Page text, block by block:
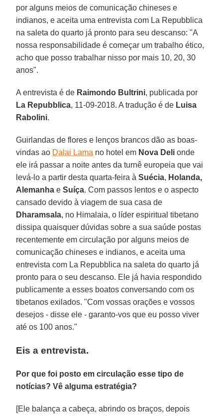
por alguns meios de comunicação chineses e
indianos, e aceita uma entrevista com La Repubblica
na saleta do quarto já pronto para seu descanso: "A
nossa responsabilidade é começar um trabalho ético,
acho que posso trabalhar nisso por mais 10, 20, 30
anos".
A entrevista é de Raimondo Bultrini, publicada por
La Repubblica, 11-09-2018. A tradução é de Luisa
Rabolini.
Guirlandas de flores e lenços brancos dão as boas-
vindas ao Dalai Lama no hotel em Nova Deli onde
ele irá passar a noite antes da turnê europeia que vai
levá-lo a partir desta quarta-feira àSuécia, Holanda,
Alemanha eSuíça. Com passos lentos e o aspecto
cansado devido à viagem de sua casa de
Dharamsala, no Himalaia, o líder espiritual tibetano
dissipa quaisquer dúvidas sobre a sua saúde postas
recentemente em circulação por alguns meios de
comunicação chineses e indianos, e aceita uma
entrevista com La Repubblica na saleta do quarto já
pronto para o seu descanso. Ele já havia respondido
publicamente a esses boatos conversando com os
tibetanos exilados. "Com vossas orações e vossos
desejos - disse ele - garanto-vos que eu posso viver
até os 100 anos."
Eis a entrevista.
Por que foi posto em circulação esse tipo de
notícias? Vê alguma estratégia?
[Ele balança a cabeça, abrindo os braços, depois